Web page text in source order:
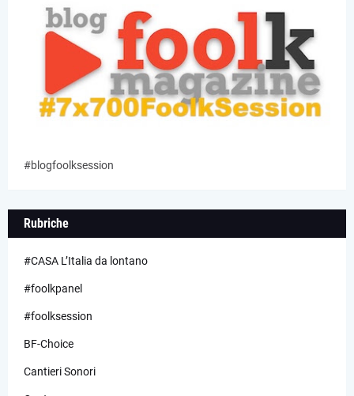
#blogfoolksession
Rubriche
#CASA L’Italia da lontano
#foolkpanel
#foolksession
BF-Choice
Cantieri Sonori